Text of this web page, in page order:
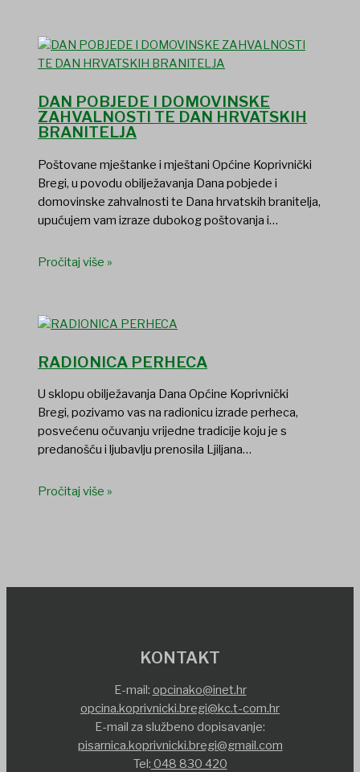
DAN POBJEDE I DOMOVINSKE
ZAHVALNOSTI TE DAN HRVATSKIH
BRANITELJA
Poštovane mještanke i mještani Općine Koprivnički
Bregi, u povodu obilježavanja Dana pobjede i
domovinske zahvalnosti te Dana hrvatskih branitelja,
upućujem vam izraze dubokog poštovanja i…
Pročitaj više »
RADIONICA PERHECA
U sklopu obilježavanja Dana Općine Koprivnički
Bregi, pozivamo vas na radionicu izrade perheca,
posvećenu očuvanju vrijedne tradicije koju je s
predanošću i ljubavlju prenosila Ljiljana…
Pročitaj više »
KONTAKT
E-mail: opcinako@inet.hr
opcina.koprivnicki.bregi@kc.t-com.hr
E-mail za službeno dopisavanje:
pisarnica.koprivnicki.bregi@gmail.com
Tel: 048 830 420